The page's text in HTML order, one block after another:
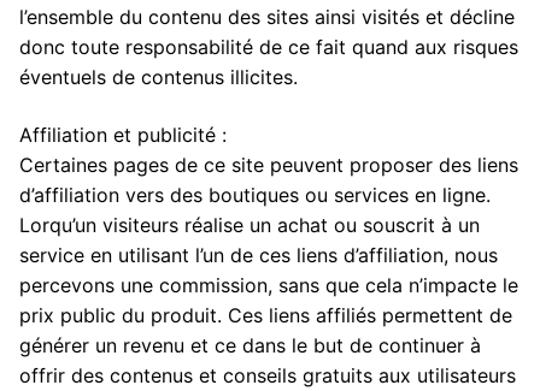
l’ensemble du contenu des sites ainsi visités et décline
donc toute responsabilité de ce fait quand aux risques
éventuels de contenus illicites.
Affiliation et publicité :
Certaines pages de ce site peuvent proposer des liens
d’affiliation vers des boutiques ou services en ligne.
Lorqu’un visiteurs réalise un achat ou souscrit à un
service en utilisant l’un de ces liens d’affiliation, nous
percevons une commission, sans que cela n’impacte le
prix public du produit. Ces liens affiliés permettent de
générer un revenu et ce dans le but de continuer à
offrir des contenus et conseils gratuits aux utilisateurs